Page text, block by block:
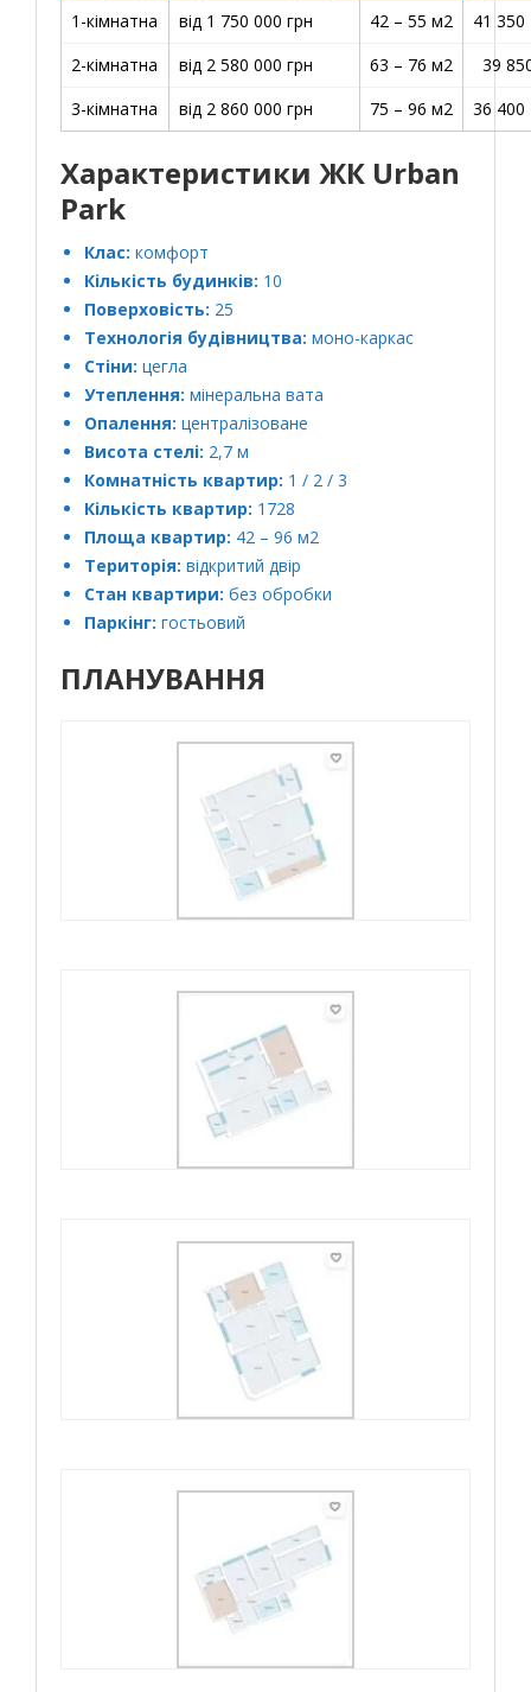
1-кімнатна
від 1 750 000 грн 42 – 55 м2
41 350
2-кімнатна
від 2 580 000 грн 63 – 76 м2
39
3-кімнатна
від 2 860 000 грн 75 – 96 м2 36 400
Характеристики ЖК Urban
Park
Клас: комфорт
Кількість будинків: 10
Поверховість: 25
Технологія будівництва: моно-каркас
Стіни: цегла
Утеплення: мінеральна вата
Опалення: централізоване
Висота стелі: 2,7 м
Комнатність квартир: 1 / 2 / 3
Кількість квартир: 1728
Площа квартир: 42 – 96 м2
Територія: відкритий двір
Стан квартири: без обробки
Паркінг: гостьовий
ПЛАНУВАННЯ